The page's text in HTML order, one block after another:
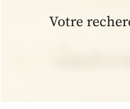
Votre